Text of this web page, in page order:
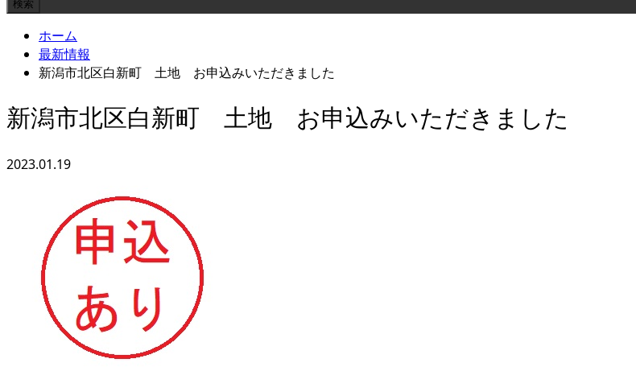
ホーム
最新情報
新潟市北区白新町 土地 お申込みいただきました
新潟市北区白新町 土地 お申込みいただきました
2023.01.19